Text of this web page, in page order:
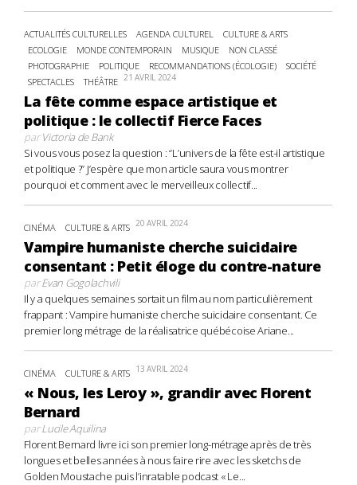
ACTUALITÉS CULTURELLES AGENDA CULTUREL
CULTURE & ARTS
ECOLOGIE
MONDE CONTEMPORAIN MUSIQUE
NON CLASSÉ
PHOTOGRAPHIE
POLITIQUE RECOMMANDATIONS (ÉCOLOGIE)
SOCIÉTÉ
SPECTACLES
THÉÂTRE 21 AVRIL 2024
La fête comme espace artistique et
politique : le collectif Fierce Faces
parVictoria de Bank
Si vous vous posez la question : “L’univers de la fête est-il artistique
et politique ?” J’espère que mon article saura vous montrer
pourquoi et comment avec le merveilleux collectif...
CINÉMA CULTURE & ARTS 20 AVRIL 2024
Vampire humaniste cherche suicidaire
consentant : Petit éloge du contre-nature
parEvan Gogolachvili
Il y a quelques semaines sortait un film au nom particulièrement
frappant : Vampire humaniste cherche suicidaire consentant. Ce
premier long métrage de la réalisatrice québécoise Ariane...
CINÉMA CULTURE & ARTS 13 AVRIL 2024
« Nous, les Leroy », grandir avec Florent
Bernard
parLucile Aquilina
Florent Bernard livre ici son premier long-métrage après de très
longues et belles années à nous faire rire avec les sketchs de
Golden Moustache puis l’inratable podcast « Le...